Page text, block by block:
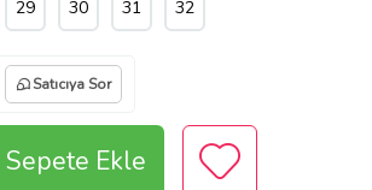
29 30 31 32
Satıcıya Sor
Sepete Ekle